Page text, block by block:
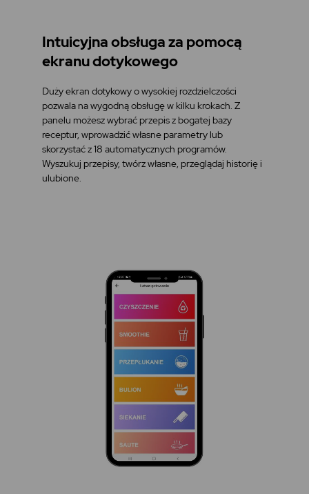
Intuicyjna obsługa za pomocą
ekranu dotykowego
Duży ekran dotykowy o wysokiej rozdzielczości
pozwala na wygodną obsługę w kilku krokach. Z
panelu możesz wybrać przepis z bogatej bazy
receptur, wprowadzić własne parametry lub
skorzystać z 18 automatycznych programów.
Wyszukuj przepisy, twórz własne, przeglądaj historię i
ulubione.